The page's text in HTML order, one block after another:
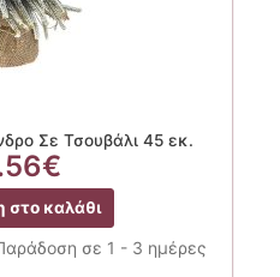
Σε Τσουβάλι 45 εκ.
€
στο καλάθι
σε 1 - 3 ημέρες